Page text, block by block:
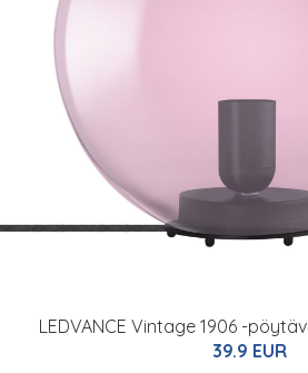
LEDVANCE Vintage 1906 -
39.9 EUR